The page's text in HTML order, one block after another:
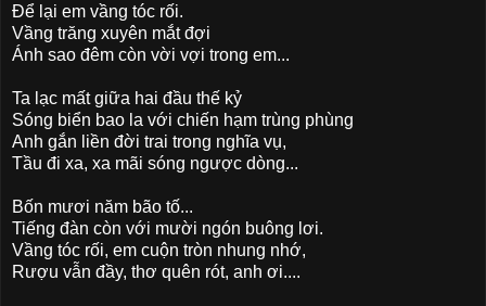
Để lại em vầng tóc rối.
Vầng trăng xuyên mắt đợi
Ánh sao đêm còn vời vợi trong em...
Ta lạc mất giữa hai đầu thế kỷ
Sóng biển bao la với chiến hạm trùng phùng
Anh gắn liền đời trai trong nghĩa vụ,
Tầu đi xa, xa mãi sóng ngược dòng...
Bốn mươi năm bão tố...
Tiếng đàn còn với mười ngón buông lơi.
Vầng tóc rối, em cuộn tròn nhung nhớ,
Rượu vẫn đầy, thơ quên rót, anh ơi....